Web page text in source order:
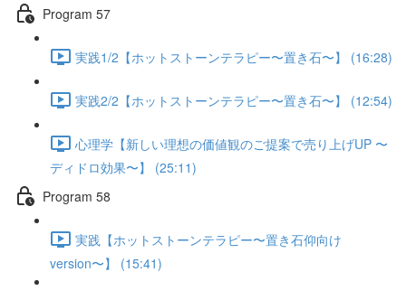
Program 57
実践1/2【ホットストーンテラピー〜置き石〜】 (16:28)
実践2/2【ホットストーンテラピー〜置き石〜】 (12:54)
心理学【新しい理想の価値観のご提案で売り上げUP 〜
ディドロ効果〜】 (25:11)
Program 58
実践【ホットストーンテラピー〜置き石仰向け
version〜】 (15:41)